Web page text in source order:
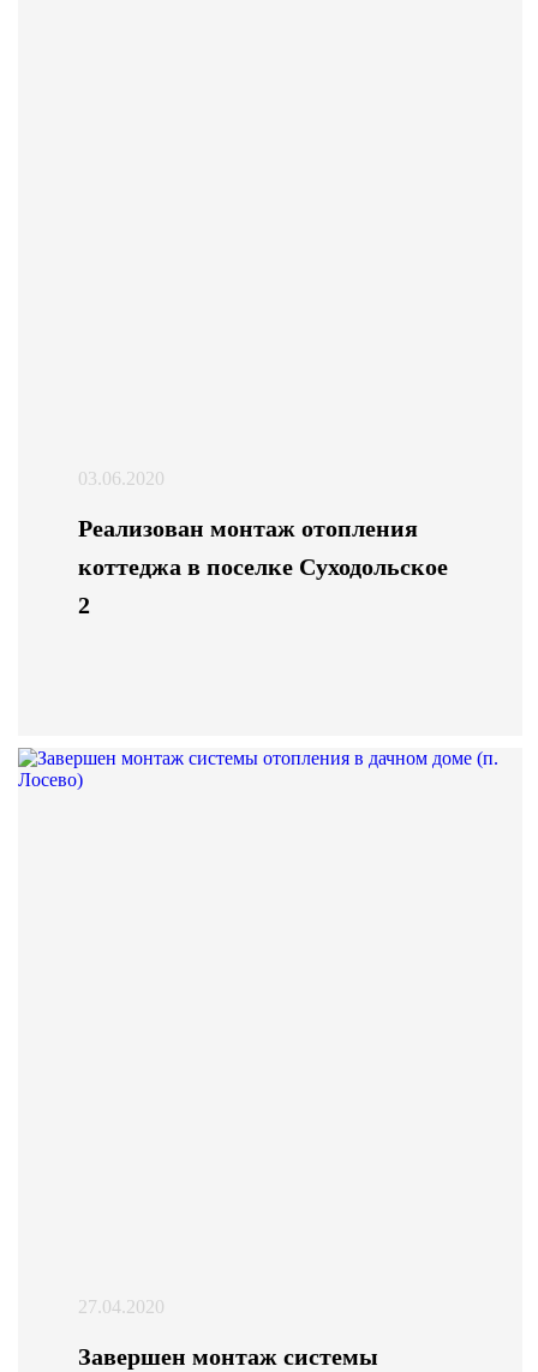
03.06.2020
Реализован монтаж отопления
коттеджа в поселке Суходольское
2
27.04.2020
Завершен монтаж системы